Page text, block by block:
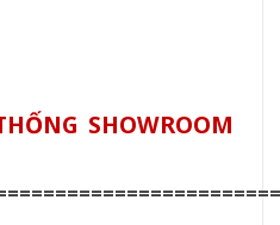
SHOWROOM